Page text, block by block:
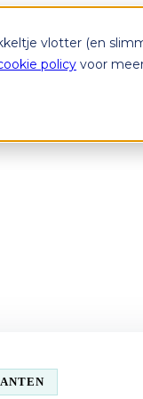
vlotter (en
policy voor